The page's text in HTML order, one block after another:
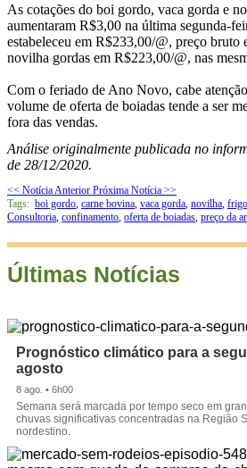
As cotações do boi gordo, vaca gorda e
aumentaram R$3,00 na última segunda-
estabeleceu em R$233,00/@, preço bruto
novilha gordas em R$223,00/@, nas
Com o feriado de Ano Novo, cabe
volume de oferta de boiadas tende a ser
fora das vendas.
Análise originalmente publicada no
de 28/12/2020.
<< Notícia Anterior Próxima Notícia >>
Tags: boi gordo, carne bovina, vaca gorda, novilha,
Consultoria, confinamento, oferta de boiadas, preço da
Últimas Notícias
Prognóstico climático para a
agosto
8 ago. • 6h00
Semana será marcada por tempo seco em
chuvas significativas concentradas na Região
nordestino.